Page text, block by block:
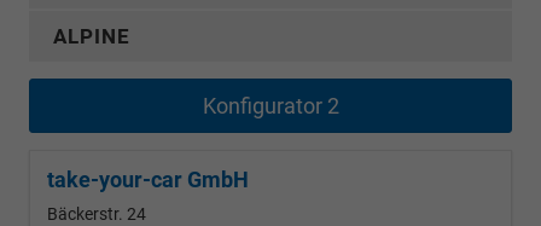
ALPINE
Konfigurator 2
take-your-car GmbH
Bäckerstr. 24